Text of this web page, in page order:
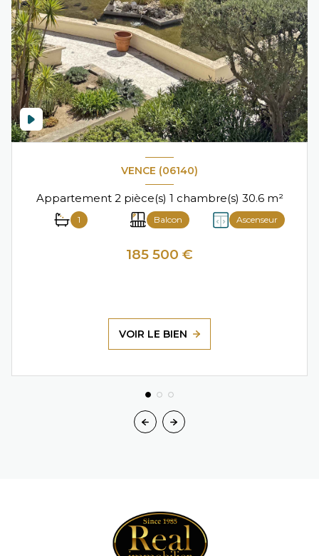
VENCE (06140)
Appartement 2 pièce(s) 1 chambre(s) 30.6 m²
1 Balcon Ascenseur
185 500 €
VOIR LE BIEN